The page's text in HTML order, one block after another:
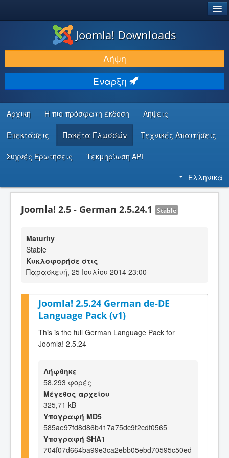
ΛΉΨΕΙΣ & ΕΠΕΚΤΆΣΕΙΣ
ΕΎΡΕΣΗ & ΜΆΘΗΣΗ
ΚΟΙΝΌΤΗΤΑ & ΥΠΟΣΤΉΡΙΞΗ
ΠΌΡΟΙ ΠΡΟΓΡΑΜΜΑΤΙΣΤΏΝ
Joomla! Downloads
Λήψη
Έναρξη
Αρχική Η πιο πρόσφατη έκδοση Λήψεις
Επεκτάσεις Πακέτα Γλωσσών Τεχνικές Απαιτήσεις
Συχνές Ερωτήσεις Τεκμηρίωση API
Ελληνικά
Joomla! 2.5 - German 2.5.24.1 Stable
Maturity
Stable
Κυκλοφορήσε στις
Παρασκευή, 25 Ιουλίου 2014 23:00
Joomla! 2.5.24 German de-DE
Language Pack (v1)
This is the full German Language Pack for
Joomla! 2.5.24
Λήφθηκε
58.293 φορές
Μέγεθος αρχείου
325,71 kB
Υπογραφή MD5
585ae97fd8d86b417a75dc9f2cdf0565
Υπογραφή SHA1
704f07d664ba99e3ca2ebb05ebd70595c50ed